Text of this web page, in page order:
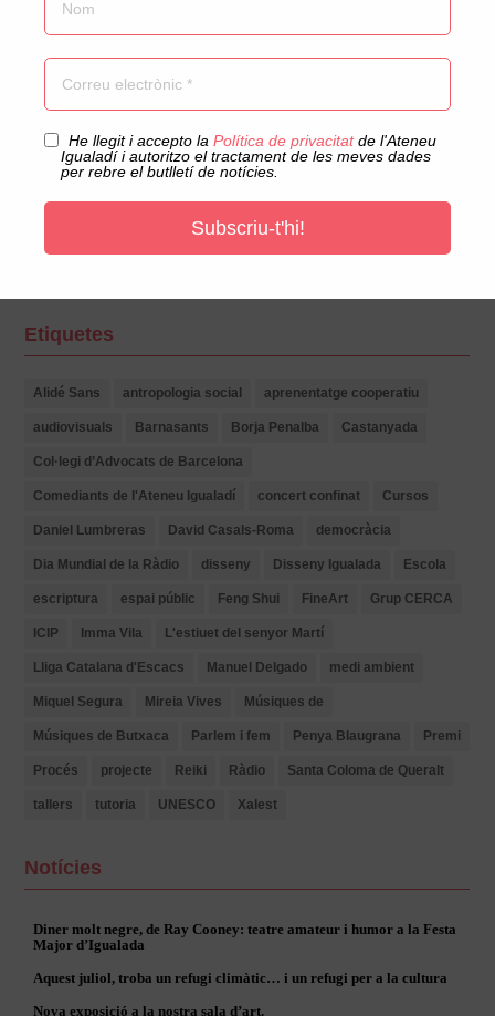
He llegit i accepto la Política de privacitatde l'Ateneu
Igualadí i autoritzo el tractament de les meves dades
per rebre el butlletí de notícies.
Subscriu-t'hi!
Esports
Música
Sin categoría
Societat
Teatre
Etiquetes
Alidé Sans antropologia social aprenentatge cooperatiu
audiovisuals Barnasants Borja Penalba Castanyada
Col·legi d’Advocats de Barcelona
Comediants de l'Ateneu Igualadí concert confinat Cursos
Daniel Lumbreras David Casals-Roma democràcia
Dia Mundial de la Ràdio disseny Disseny Igualada Escola
escriptura espai públic Feng Shui FineArt Grup CERCA
ICIP Imma Vila L'estiuet del senyor Martí
Lliga Catalana d'Escacs Manuel Delgado medi ambient
Miquel Segura Mireia Vives Músiques de
Músiques de Butxaca Parlem i fem Penya Blaugrana Premi
Procés projecte Reiki Ràdio Santa Coloma de Queralt
tallers tutoria UNESCO Xalest
Notícies
Diner molt negre, de Ray Cooney: teatre amateur i humor a la Festa
Major d’Igualada
Aquest juliol, troba un refugi climàtic… i un refugi per a la cultura
Nova exposició a la nostra sala d’art.